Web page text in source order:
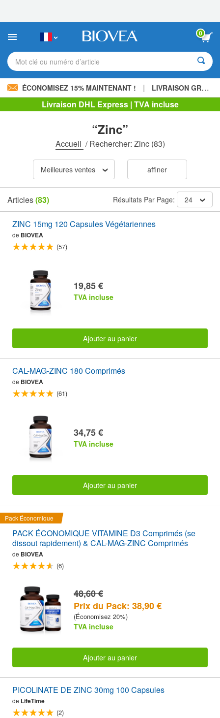
:
site
comprend
un
d'accessibilité.
0
Mot clé ou numéro d’article
ÉCONOMISEZ 15% MAINTENANT ! | LIVRAISON GRATUITE
Livraison DHL Express | TVA incluse
“Zinc”
Accueil /Rechercher: Zinc(83)
Meilleures ventes affiner
Articles(83) Résultats Par Page: 24
ZINC 15mg 120 Capsules Végétariennes
de BIOVEA
(57)
19,85 €
TVA incluse
Ajouter au panier
CAL-MAG-ZINC 180 Comprimés
de BIOVEA
(61)
34,75 €
TVA incluse
Ajouter au panier
Pack Économique
PACK ÉCONOMIQUE VITAMINE D3 Comprimés (se
dissout rapidement) & CAL-MAG-ZINC Comprimés
de BIOVEA
(6)
48,60 €
Prix du Pack: 38,90 €
(Économisez 20%)
TVA incluse
Ajouter au panier
PICOLINATE DE ZINC 30mg 100 Capsules
de LifeTime
(2)